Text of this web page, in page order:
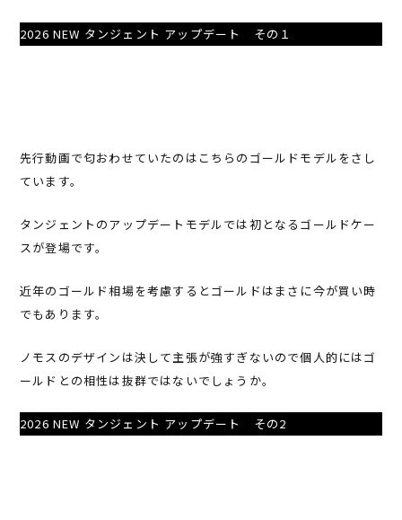
2026 NEW タンジェント アップデート その１
先行動画で匂おわせていたのはこちらのゴールドモデルをさし
ています。
タンジェントのアップデートモデルでは初となるゴールドケー
スが登場です。
近年のゴールド相場を考慮するとゴールドはまさに今が買い時
でもあります。
ノモスのデザインは決して主張が強すぎないので個人的にはゴ
ールドとの相性は抜群ではないでしょうか。
2026 NEW タンジェント アップデート その2